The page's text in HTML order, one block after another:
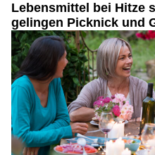
Lebensmittel bei Hitze
gelingen Picknick und